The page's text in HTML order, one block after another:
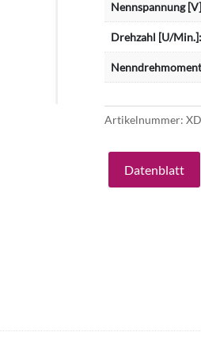
Nennspannung
Drehzahl [U/Min.]:
Artikelnummer:
Datenblatt